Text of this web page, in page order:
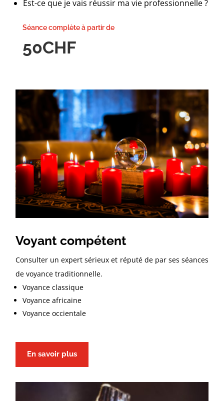
Est-ce que je vais réussir ma vie professionnelle ?
Séance complète à partir de
50CHF
Voyant compétent
Consulter un expert sérieux et réputé de par ses séances
de voyance traditionnelle.
Voyance classique
Voyance africaine
Voyance occientale
En savoir plus